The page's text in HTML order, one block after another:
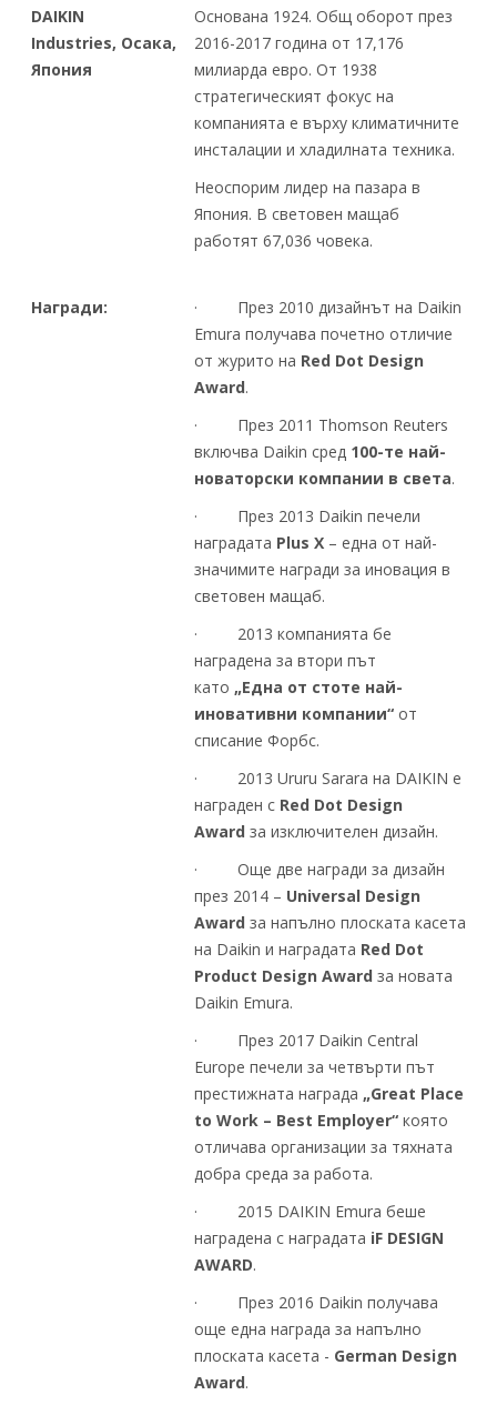
DAIKIN
Industries, Осака,
Япония
Основана 1924. Общ оборот през
2016-2017 година от 17,176
милиарда евро. От 1938
стратегическият фокус на
компанията е върху климатичните
инсталации и хладилната техника.
Неоспорим лидер на пазара в
Япония. В световен мащаб
работят 67,036 човека.
Награди:
· През 2010 дизайнът на Daikin
Emura получава почетно отличие
от журито на Red Dot Design
Award.
· През 2011 Thomson Reuters
включва Daikin сред 100-те най-
новаторски компании в света.
· През 2013 Daikin печели
наградата Plus X – една от най-
значимите награди за иновация в
световен мащаб.
· 2013 компанията бе
наградена за втори път
като „Една от стоте най-
иновативни компании“ от
списание Форбс.
· 2013 Ururu Sarara на DAIKIN е
награден с Red Dot Design
Award за изключителен дизайн.
· Oще две награди за дизайн
през 2014 – Universal Design
Award за напълно плоската касета
на Daikin и наградата Red Dot
Product Design Award за новата
Daikin Emura.
· През 2017 Daikin Central
Europe печели за четвърти път
престижната награда „Great Place
to Work – Best Employer“ която
отличава организации за тяхната
добра среда за работа.
· 2015 DAIKIN Emura беше
наградена с наградата iF DESIGN
AWARD.
· През 2016 Daikin получава
още една награда за напълно
плоската касета - German Design
Award.